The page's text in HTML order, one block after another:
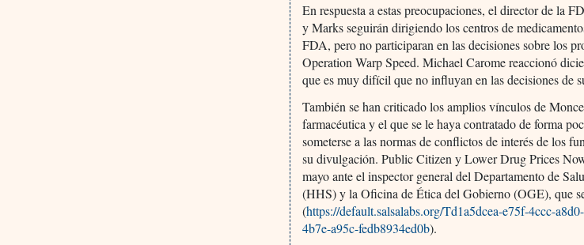
En respuesta a estas preocupaciones, el director de la
y Marks seguirán dirigiendo los centros de
FDA, pero no participaran en las decisiones sobre los
Operation Warp Speed. Michael Carome reaccionó
que es muy difícil que no influyan en las decisiones de
También se han criticado los amplios vínculos de
farmacéutica y el que se le haya contratado de forma
someterse a las normas de conflictos de interés de los
su divulgación. Public Citizen y Lower Drug Prices
mayo ante el inspector general del Departamento de
(HHS) y la Oficina de Ética del Gobierno (OGE), que
(https://default.salsalabs.org/Td1a5dcea-e75f-4ccc-
4b7e-a95c-fedb8934ed0b).